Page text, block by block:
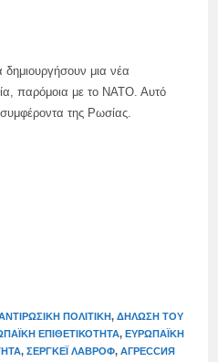
δημιουργήσουν μια νέα
παρόμοια με το ΝΑΤΟ. Αυτό
της Ρωσίας.
ΠΟΛΙΤΙΚΗ, ΔΉΛΩΣΗ ΤΟΥ
ΕΠΙΘΕΤΙΚΌΤΗΤΑ, ΕΥΡΩΠΑΪΚΉ
, ΣΕΡΓΚΈΙ ΛΑΒΡΌΦ, АГРЕССИЯ